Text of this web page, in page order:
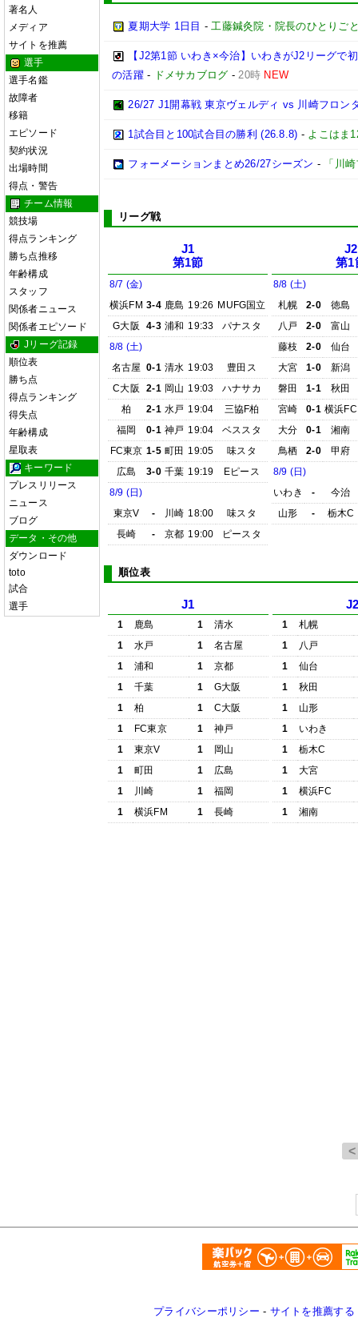
著名人
メディア
サイトを推薦
選手
選手名鑑
故障者
移籍
エピソード
契約状況
出場時間
得点・警告
チーム情報
競技場
得点ランキング
勝ち点推移
年齢構成
スタッフ
関係者ニュース
関係者エピソード
Jリーグ記録
順位表
勝ち点
得点ランキング
得失点
年齢構成
星取表
キーワード
プレスリリース
ニュース
ブログ
データ・その他
ダウンロード
toto
試合
選手
夏期大学 1日目 -工藤鍼灸院・院長のひとりご
【J2第1節 いわき×今治】いわきがJ2リーグで
の活躍- ドメサカブログ -20時 NEW
26/27 J1開幕戦 東京ヴェルディ vs 川崎フロン
1試合目と100試合目の勝利 (26.8.8) - よこはま
フォーメーションまとめ26/27シーズン - 「川
リーグ戦
J1
第1節
8/7 (金)
横浜FM 3-4 鹿島 19:26 MUFG国立
G大阪
4-3 浦和 19:33
パナスタ
8/8 (土)
名古屋 0-1 清水 19:03
豊田ス
C大阪
2-1 岡山 19:03
ハナサカ
柏
2-1 水戸 19:04
三協F柏
福岡
0-1 神戸 19:04
ベススタ
FC東京 1-5 町田 19:05
味スタ
広島
3-0 千葉 19:19
Eピース
8/9 (日)
東京V
- 川崎 18:00
味スタ
長崎
- 京都 19:00 ピースタ
J2
第1
8/8 (土)
札幌
2-0
徳島
八戸
2-0
富山
藤枝
2-0
仙台
大宮
1-0
新潟
磐田
1-1
秋田
宮崎
0-1 横浜FC
大分
0-1
湘南
鳥栖
2-0
甲府
8/9 (日)
いわき
-
今治
山形
- 栃木C
順位表
J1
1 鹿島 1
清水
1
水戸 1
名古屋
1
浦和 1
京都
1
千葉 1
G大阪
1
柏 1
C大阪
1
FC東京 1
神戸
1
東京V 1
岡山
1
町田 1
広島
1
川崎 1
福岡
1
横浜FM 1 長崎
1
札幌
1
八戸
1
仙台
1
秋田
1
山形
1
いわき
1
栃木C
1
大宮
1
横浜FC
1
湘南
プライバシーポリシー - サイトを推薦する